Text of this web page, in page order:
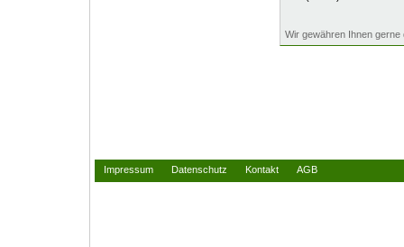
Wir gewähren Ihnen
Impressum Datenschutz Kontakt AGB